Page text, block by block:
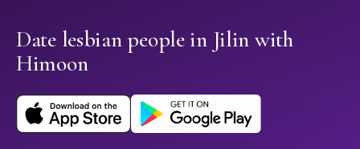
Date lesbian people in Jilin with
Himoon